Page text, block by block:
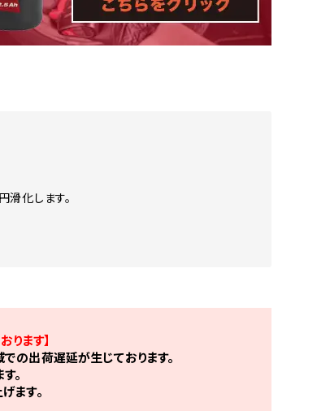
化します。
ます】
の出荷遅延が生じております。
。
ます。